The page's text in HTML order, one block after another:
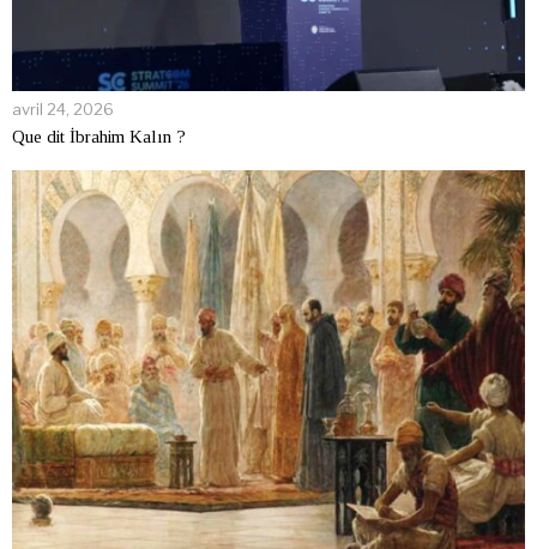
avril 24, 2026
Que dit İbrahim Kalın ?